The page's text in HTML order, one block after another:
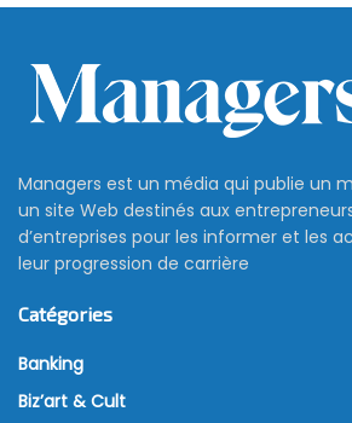
Managers est un média qui publie un
un site Web destinés aux
d’entreprises pour les informer et les
leur progression de carrière
Catégories
Banking
Biz’art & Cult